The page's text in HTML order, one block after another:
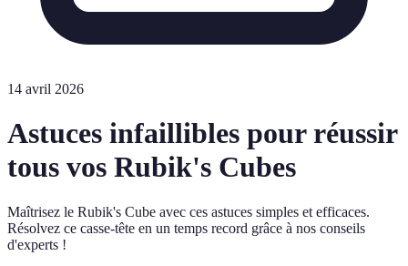
14 avril 2026
Astuces infaillibles pour réussir
tous vos Rubik's Cubes
Maîtrisez le Rubik's Cube avec ces astuces simples et efficaces.
Résolvez ce casse-tête en un temps record grâce à nos conseils
d'experts !